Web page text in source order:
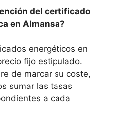
del certificado
en Almansa?
energéticos en
fijo estipulado.
de marcar su coste,
sumar las tasas
a cada